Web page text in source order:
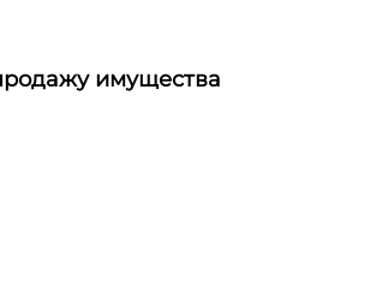
имущества